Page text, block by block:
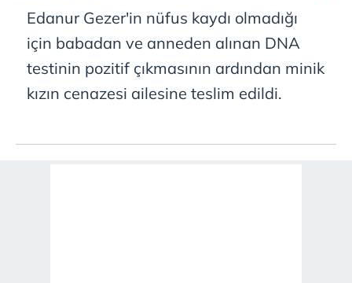
Edanur Gezer'in nüfus kaydı olmadığı
için babadan ve anneden alınan DNA
testinin pozitif çıkmasının ardından minik
kızın cenazesi ailesine teslim edildi.